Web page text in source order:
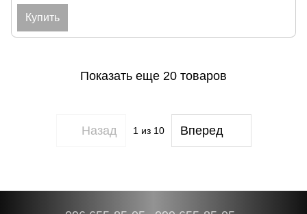
Купить
Показать еще 20 товаров
Назад 1 из 10 Вперед